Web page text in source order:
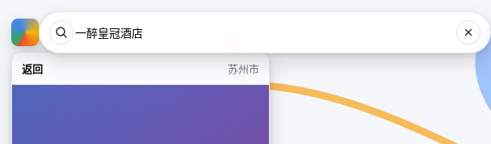
返回 苏州市